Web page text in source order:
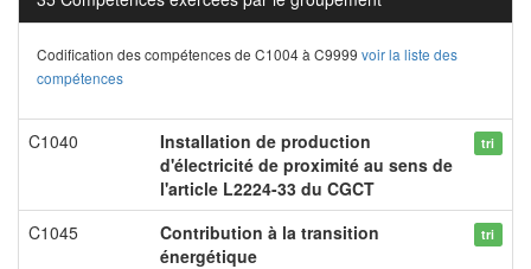
Codification des compétences de C1004 à C9999 voir la liste des
compétences
C1040
Installation de production
d'électricité de proximité au sens de
l'article L2224-33 du CGCT
tri
C1045
Contribution à la transition
énergétique
tri